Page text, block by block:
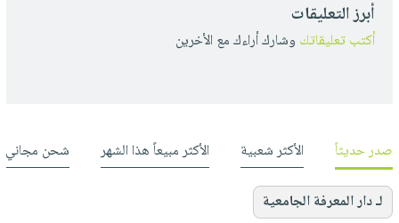
أبرز التعليقات
أكتب تعليقاتك وشارك أراءك مع الأخرين
صدر حديثاً الأكثر شعبية الأكثر مبيعاً هذا الشهر شحن مجاني
لـ دار المعرفة الجامعية